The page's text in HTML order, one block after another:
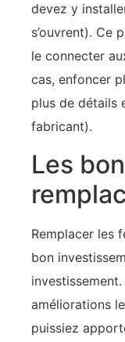
devez y
s’ouvrent). Ce
le connecter
cas, enfoncer
plus de détails
fabricant).
Les
Remplacer les
bon
investissement.
améliorations
puissiez